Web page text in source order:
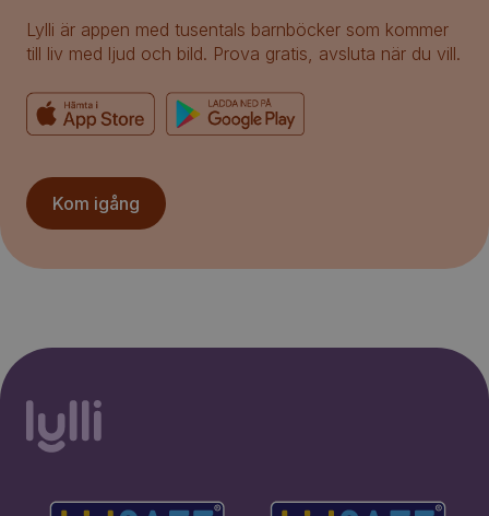
Lylli är appen med tusentals barnböcker som kommer
till liv med ljud och bild. Prova gratis, avsluta när du vill.
Kom igång